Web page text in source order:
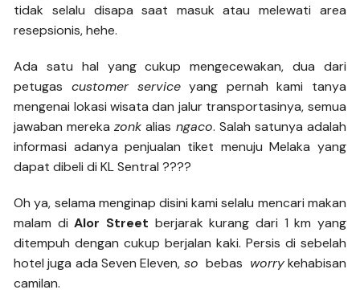
tidak selalu disapa saat masuk atau melewati area
resepsionis, hehe.
Ada satu hal yang cukup mengecewakan, dua dari
petugas customer service yang pernah kami tanya
mengenai lokasi wisata dan jalur transportasinya, semua
jawaban merekazonk alias ngaco. Salah satunya adalah
informasi adanya penjualan tiket menuju Melaka yang
dapat dibeli di KL Sentral ????
Oh ya, selama menginap disini kami selalu mencari makan
malam diAlor Street berjarak kurang dari 1 km yang
ditempuh dengan cukup berjalan kaki. Persis di sebelah
hotel juga ada Seven Eleven, so bebas worrykehabisan
camilan.